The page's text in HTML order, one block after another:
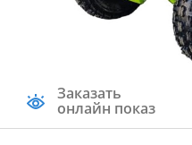
Заказать
онлайн показ